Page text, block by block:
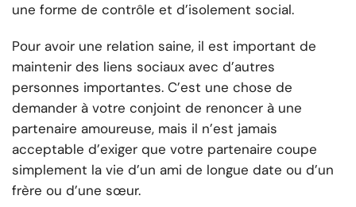
une forme de contrôle et d’isolement social.
Pour avoir une relation saine, il est important de
maintenir des liens sociaux avec d’autres
personnes importantes. C’est une chose de
demander à votre conjoint de renoncer à une
partenaire amoureuse, mais il n’est jamais
acceptable d’exiger que votre partenaire coupe
simplement la vie d’un ami de longue date ou d’un
frère ou d’une sœur.